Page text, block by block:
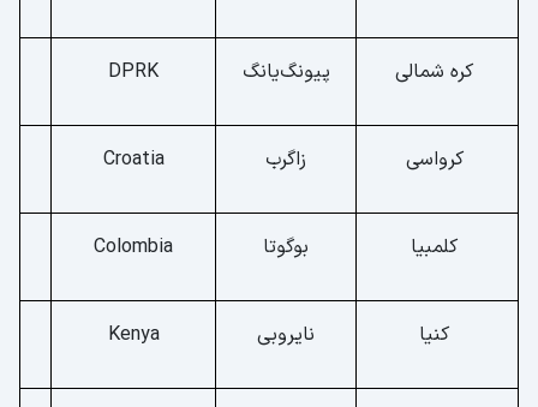
کره شمالی پیونگ‌یانگ DPRK
کرواسی زاگرب Croatia
کلمبیا بوگوتا Colombia
کنیا نایروبی Kenya